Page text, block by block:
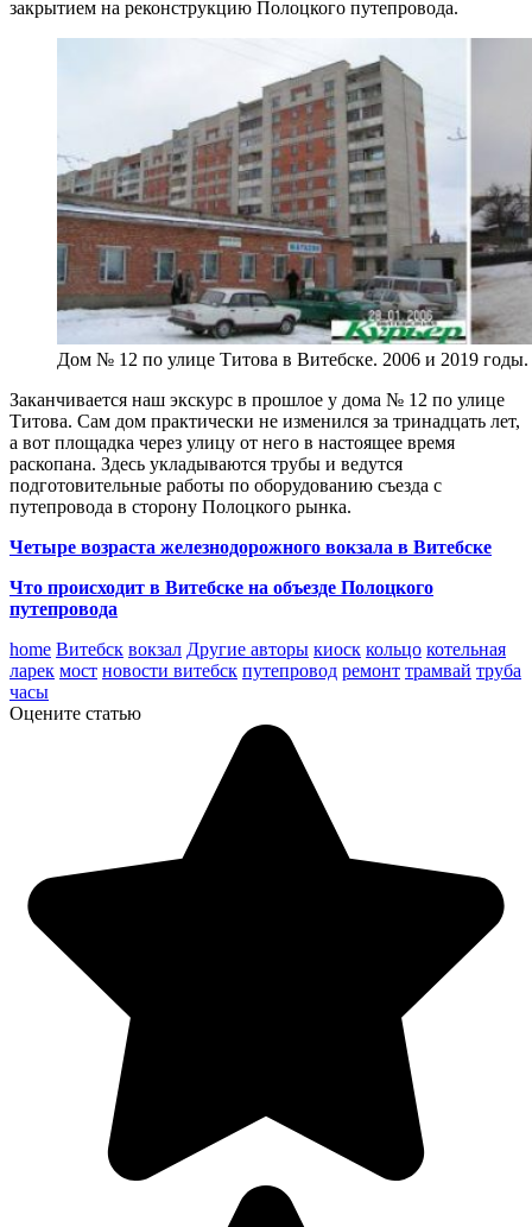
закрытием на реконструкцию Полоцкого путепровода.
Дом № 12 по улице Титова в Витебске. 2006 и 2019
Заканчивается наш экскурс в прошлое у дома № 12 по улице
Титова. Сам дом практически не изменился за тринадцать лет,
а вот площадка через улицу от него в настоящее время
раскопана. Здесь укладываются трубы и ведутся
подготовительные работы по оборудованию съезда с
путепровода в сторону Полоцкого рынка.
Четыре возраста железнодорожного вокзала в Витебске
Что происходит в Витебске на объезде Полоцкого
путепровода
home Витебск вокзал Другие авторы киоск кольцо котельная
ларек мост новости витебск путепровод ремонт трамвай труба
часы
Оцените статью